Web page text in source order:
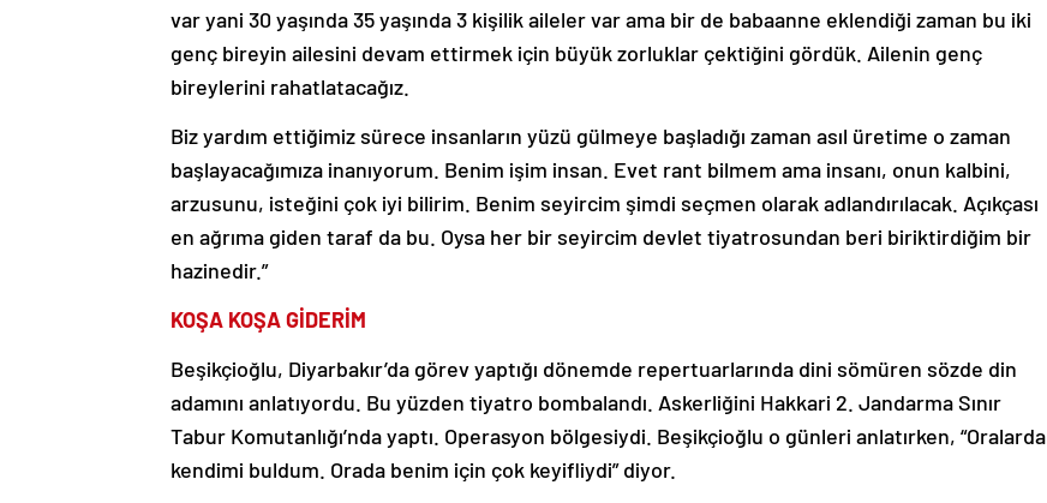
var yani 30 yaşında 35 yaşında 3 kişilik aileler var ama bir de babaanne eklendiği zaman bu iki
genç bireyin ailesini devam ettirmek için büyük zorluklar çektiğini gördük. Ailenin genç
bireylerini rahatlatacağız.
Biz yardım ettiğimiz sürece insanların yüzü gülmeye başladığı zaman asıl üretime o zaman
başlayacağımıza inanıyorum. Benim işim insan. Evet rant bilmem ama insanı, onun kalbini,
arzusunu, isteğini çok iyi bilirim. Benim seyircim şimdi seçmen olarak adlandırılacak. Açıkçası
en ağrıma giden taraf da bu. Oysa her bir seyircim devlet tiyatrosundan beri biriktirdiğim bir
hazinedir.”
KOŞA KOŞA GİDERİM
Beşikçioğlu, Diyarbakır’da görev yaptığı dönemde repertuarlarında dini sömüren sözde din
adamını anlatıyordu. Bu yüzden tiyatro bombalandı. Askerliğini Hakkari 2. Jandarma Sınır
Tabur Komutanlığı’nda yaptı. Operasyon bölgesiydi. Beşikçioğlu o günleri anlatırken, “Oralarda
kendimi buldum. Orada benim için çok keyifliydi” diyor.